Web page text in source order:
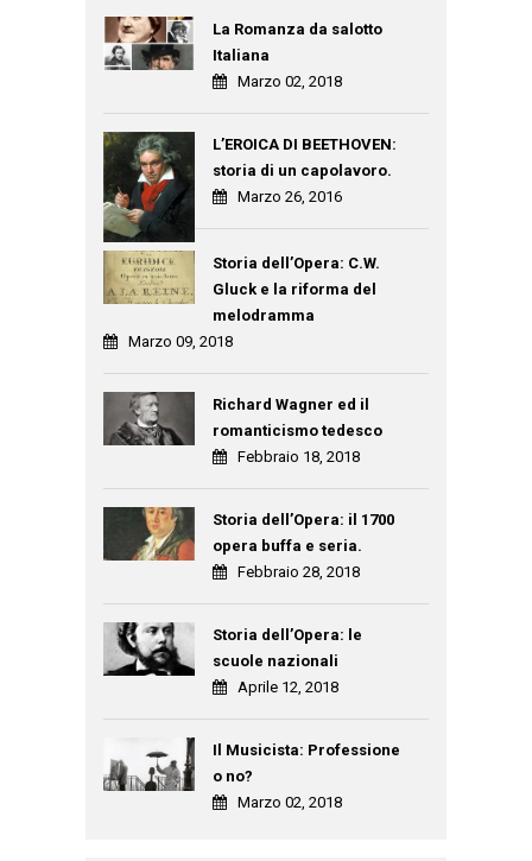
La Romanza da salotto
Italiana
Marzo 02, 2018
L’EROICA DI BEETHOVEN:
storia di un capolavoro.
Marzo 26, 2016
Storia dell’Opera: C.W.
Gluck e la riforma del
melodramma
Marzo 09, 2018
Richard Wagner ed il
romanticismo tedesco
Febbraio 18, 2018
Storia dell’Opera: il 1700
opera buffa e seria.
Febbraio 28, 2018
Storia dell’Opera: le
scuole nazionali
Aprile 12, 2018
Il Musicista: Professione
o no?
Marzo 02, 2018